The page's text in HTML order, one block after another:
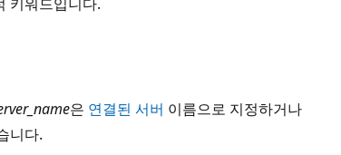
은 연결된 서버 이름으로 지정하거나
니다.